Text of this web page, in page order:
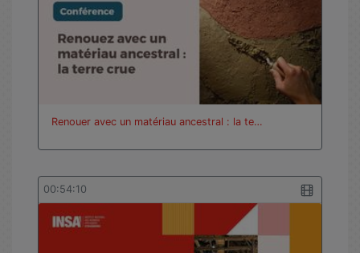
Renouer avec un matériau ancestral : la te…
00:54:10